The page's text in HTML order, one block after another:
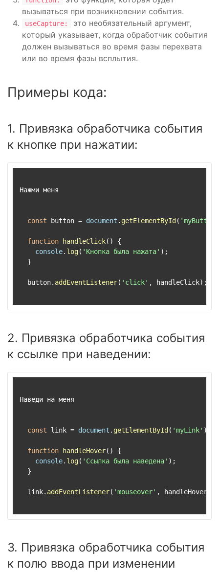
вызываться при возникновении события.
useCapture:
это необязательный аргумент,
который указывает, когда обработчик события
должен вызываться во время фазы перехвата
или во время фазы всплытия.
Примеры кода:
1. Привязка обработчика события
к кнопке при нажатии:
Нажми меня
const button = document . getElementById ( 'myButton'
function handleClick( ) {
console. log( 'Кнопка была нажата' );
  }
  button.
addEventListener( 'click' , handleClick);
2. Привязка обработчика события
к ссылке при наведении:
Наведи на меня
const link = document . getElementById ( 'myLink' );
function handleHover( ) {
console. log( 'Ссылка была наведена' );
  }
  link.
addEventListener( 'mouseover' , handleHover);
3. Привязка обработчика события
к полю ввода при изменении